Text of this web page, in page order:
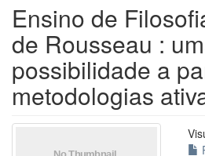
Ensino de
de Rousseau :
possibilidade a
metodologias